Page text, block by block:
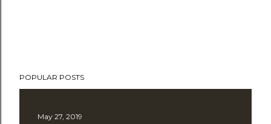
POPULAR POSTS
May 27, 2019